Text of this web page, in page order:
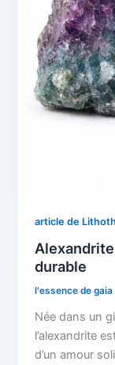
article de
durable
l'essence de
Née dans un
l’alexandrite
d’un amour